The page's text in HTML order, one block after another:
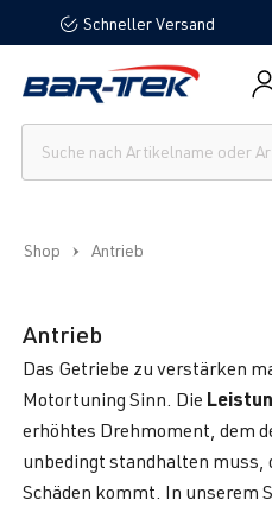
springenSchneller Versand
Shop Antrieb
Antrieb
Das Getriebe zu verstärken
Motortuning Sinn. Die
erhöhtes Drehmoment, dem
unbedingt standhalten muss,
Schäden kommt. In unserem